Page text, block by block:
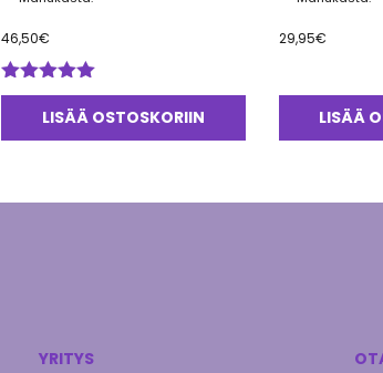
46,50€
Arvostelu
tuotteesta:
LISÄÄ OSTOSKORIIN
29,95€
LISÄÄ
YRITYS